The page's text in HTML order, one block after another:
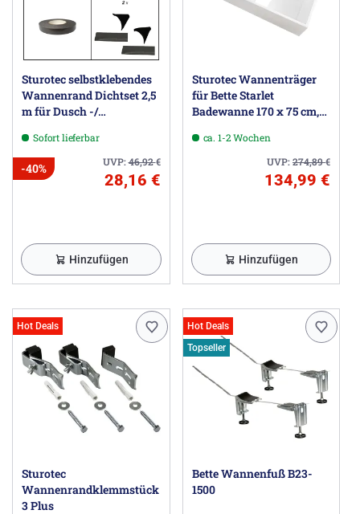
Sturotec selbstklebendes
Wannenrand Dichtset 2,5
m für Dusch -/
Sofort lieferbar
UVP:46,92€
-40%
28,16 €
Hinzufügen
Sturotec Wannenträger
für Bette Starlet
Badewanne 170 x 75 cm,
ca. 1-2 Wochen
UVP:274,89€
134,99 €
Hinzufügen
Hot Deals
Sturotec
Wannenrandklemmstück
3 Plus
Hot Deals
Topseller
Bette Wannenfuß B23-
1500